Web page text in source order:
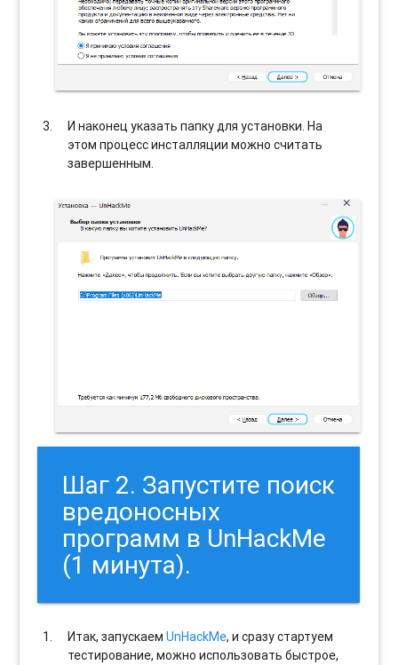
И наконец указать папку для установки. На
этом процесс инсталляции можно считать
завершенным.
Шаг 2. Запустите поиск
вредоносных
программ в UnHackMe
(1 минута).
Итак, запускаемUnHackMe, и сразу стартуем
тестирование, можно использовать быстрое,